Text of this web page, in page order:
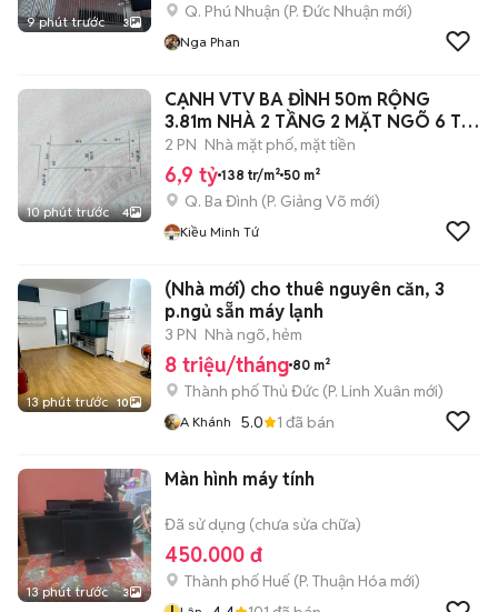
9 phút trước 3
Q. Phú Nhuận (P. Đức Nhuận mới)
Nga Phan
10 phút trước 4
CẠNH VTV BA ĐÌNH 50m RỘNG
3.81m NHÀ 2 TẦNG 2 MẶT NGÕ 6 Ty
9
2 PN Nhà mặt phố, mặt tiền
6,9 tỷ 138 tr/m² 50 m²
Q. Ba Đình (P. Giảng Võ mới)
Kiều Minh Tứ
13 phút trước 10
(Nhà mới) cho thuê nguyên căn, 3
p.ngủ sẵn máy lạnh
3 PN Nhà ngõ, hẻm
8 triệu/tháng 80 m²
Thành phố Thủ Đức (P. Linh Xuân mới)
A Khánh 5.0 1 đã bán
13 phút trước 3
Màn hình máy tính
Đã sử dụng (chưa sửa chữa)
450.000 đ
Thành phố Huế (P. Thuận Hóa mới)